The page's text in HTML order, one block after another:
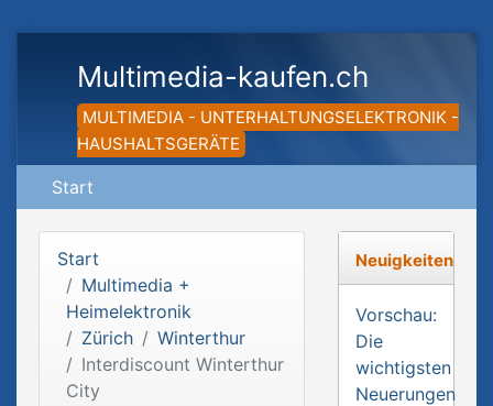
Multimedia-kaufen.ch
MULTIMEDIA - UNTERHALTUNGSELEKTRONIK -
HAUSHALTSGERÄTE
Start
Start
Multimedia +
Heimelektronik
Zürich
Winterthur
Interdiscount Winterthur
City
Neuigkeiten
Vorschau:
Die
wichtigsten
Neuerungen